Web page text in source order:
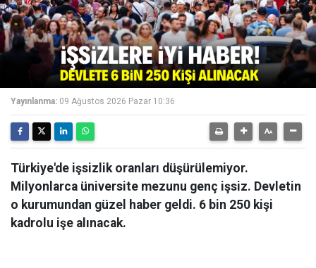
Yayınlanma: 09 Ağustos 2026 Pazar 10:36
Türkiye'de işsizlik oranları düşürülemiyor.
Milyonlarca üniversite mezunu genç işsiz. Devletin
o kurumundan güzel haber geldi. 6 bin 250 kişi
kadrolu işe alınacak.